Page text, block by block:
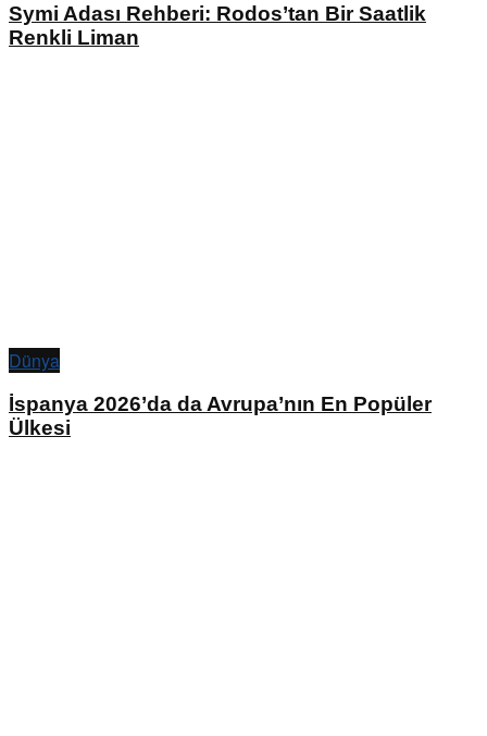
Symi Adası Rehberi: Rodos’tan Bir Saatlik
Renkli Liman
Dünya
İspanya 2026’da da Avrupa’nın En Popüler
Ülkesi